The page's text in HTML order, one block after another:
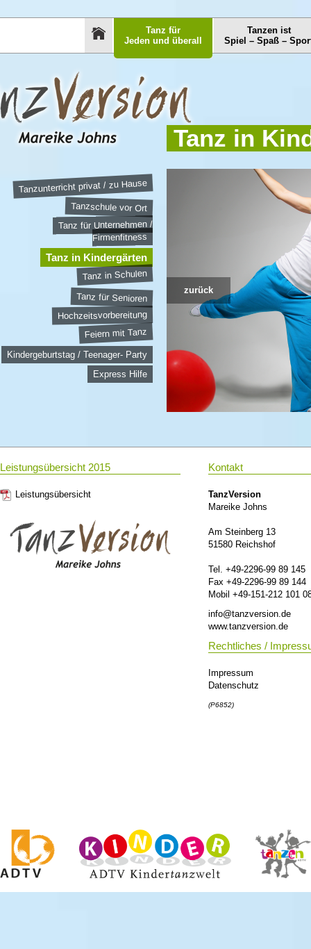
Tanz für
Jeden und überall
Tanzen ist
Spiel – Spaß –
Tanzunterricht privat / zu Hause
Tanzschule vor Ort
Tanz für Unternehmen /
Firmenfitness
Tanz in Kindergärten
Tanz in Schulen
Tanz für Senioren
Hochzeitsvorbereitung
Feiern mit Tanz
Kindergeburtstag / Teenager- Party
Express Hilfe
Tanz in
zurück
Leistungsübersicht 2015
Leistungsübersicht
Kontakt
TanzVersion
Mareike Johns
Am Steinberg 13
51580 Reichshof
Tel. +49-2296-99 89 145
Fax +49-2296-99 89 144
Mobil +49-151-212 101
info@tanzversion.de
www.tanzversion.de
Rechtliches /
Impressum
Datenschutz
(P6852)